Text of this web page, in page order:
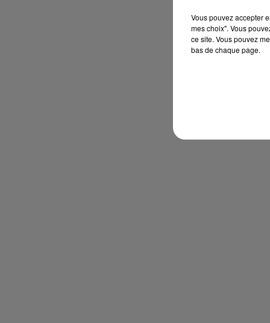
Vous pouvez accepter
mes choix". Vous
ce site. Vous pouvez
bas de chaque page.